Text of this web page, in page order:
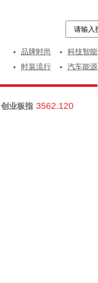
品牌时尚
科技智能
时装流行
汽车能源
创业板指 3562.120